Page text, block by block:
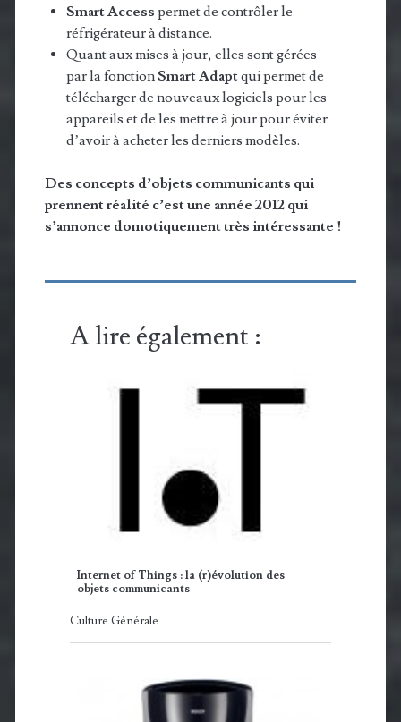
Smart Access permet de contrôler le
réfrigérateur à distance.
Quant aux mises à jour, elles sont gérées
par la fonctionSmart Adaptqui permet de
télécharger de nouveaux logiciels pour les
appareils et de les mettre à jour pour éviter
d’avoir à acheter les derniers modèles.
Des concepts d’objets communicants qui
prennent réalité c’est une année 2012 qui
s’annonce domotiquement très intéressante !
A lire également :
Internet of Things : la (r)évolution des
objets communicants
Culture Générale